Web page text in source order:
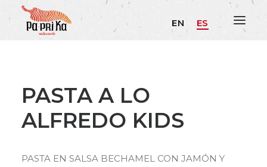
EN ES
PASTA A LO
ALFREDO KIDS
PASTA EN SALSA BECHAMEL CON JAMÓN Y